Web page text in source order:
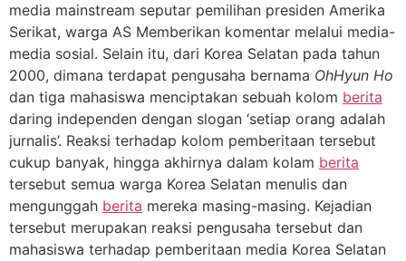
media mainstream seputar pemilihan presiden Amerika
Serikat, warga AS Memberikan komentar melalui media-
media sosial. Selain itu, dari Korea Selatan pada tahun
2000, dimana terdapat pengusaha bernama OhHyun Ho
dan tiga mahasiswa menciptakan sebuah kolom berita
daring independen dengan slogan ‘setiap orang adalah
jurnalis’. Reaksi terhadap kolom pemberitaan tersebut
cukup banyak, hingga akhirnya dalam kolam berita
tersebut semua warga Korea Selatan menulis dan
mengunggah berita mereka masing-masing. Kejadian
tersebut merupakan reaksi pengusaha tersebut dan
mahasiswa terhadap pemberitaan media Korea Selatan